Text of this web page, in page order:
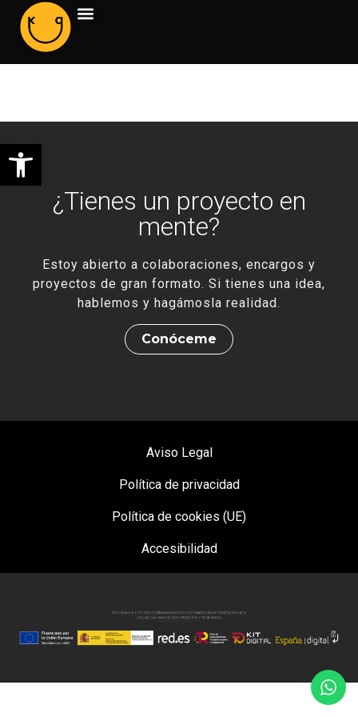
Abrir barra de herramientas
¿Tienes un proyecto en
mente?
Estoy abierto a colaboraciones, encargos y
proyectos de gran formato. Si tienes una idea,
hablemos y hagámosla realidad.
Conóceme
Aviso Legal
Política de privacidad
Política de cookies (UE)
Accesibilidad